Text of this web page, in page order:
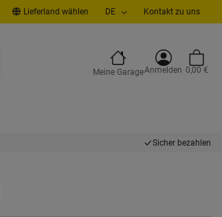
Lieferland wählen DE Kontakt zu uns
Meine GarageAnmelden 0,00 €
Sicher bezahlen